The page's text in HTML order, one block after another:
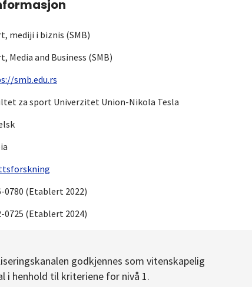
mediji i biznis (SMB)
Media and Business (SMB)
smb.edu.rs
za sport Univerzitet Union-Nikola Tesla
0780 (Etablert 2022)
0725 (Etablert 2024)
godkjennes som vitenskapelig
i henhold til kriteriene for nivå 1.